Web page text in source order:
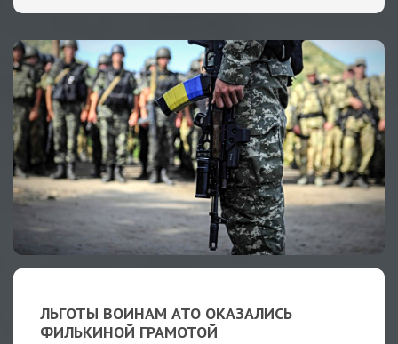
ЛЬГОТЫ ВОИНАМ АТО ОКАЗАЛИСЬ
ФИЛЬКИНОЙ ГРАМОТОЙ